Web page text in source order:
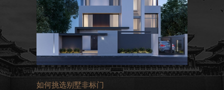
如何挑选别墅非标门